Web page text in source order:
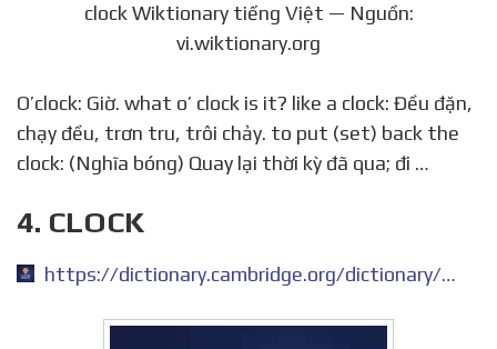
clock Wiktionary tiếng Việt — Nguồn:
vi.wiktionary.org
O’clock: Giờ. what o’ clock is it? like a clock: Đều đặn,
chạy đều, trơn tru, trôi chảy. to put (set) back the
clock: (Nghĩa bóng) Quay lại thời kỳ đã qua; đi …
4. CLOCK
https://dictionary.cambridge.org/dictionary/english/clock